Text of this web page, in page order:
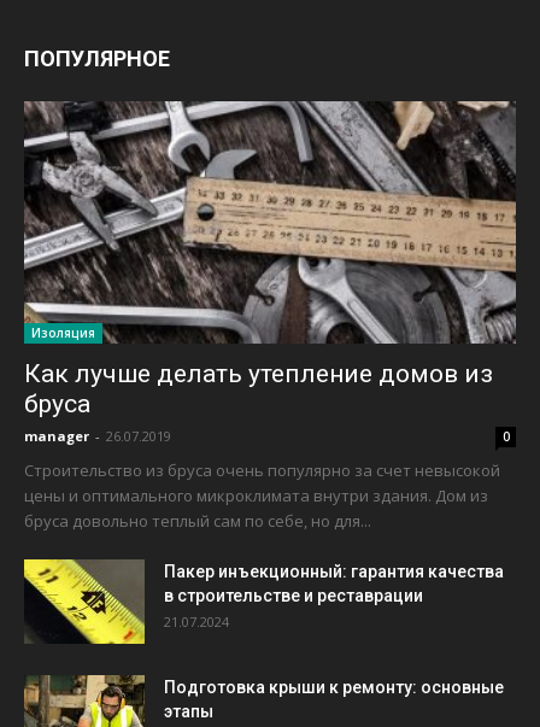
ПОПУЛЯРНОЕ
Изоляция
Как лучше делать утепление домов из
бруса
manager - 26.07.2019 0
Строительство из бруса очень популярно за счет невысокой
цены и оптимального микроклимата внутри здания. Дом из
бруса довольно теплый сам по себе, но для...
Пакер инъекционный: гарантия качества
в строительстве и реставрации
21.07.2024
Подготовка крыши к ремонту: основные
этапы